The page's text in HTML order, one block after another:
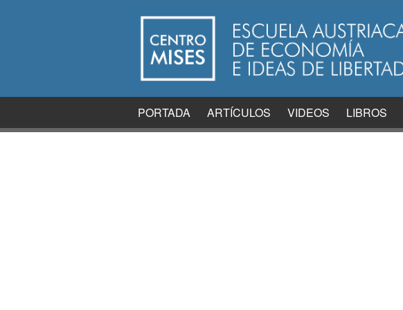
PORTADA ARTÍCULOS VIDEOS LIBROS